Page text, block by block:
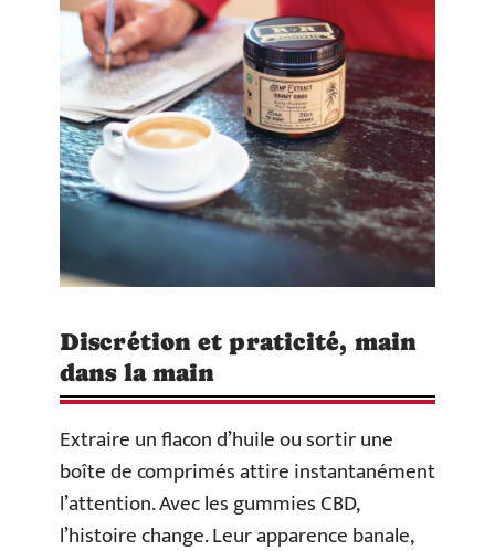
Discrétion et praticité, main
dans la main
Extraire un flacon d’huile ou sortir une
boîte de comprimés attire instantanément
l’attention. Avec les gummies CBD,
l’histoire change. Leur apparence banale,